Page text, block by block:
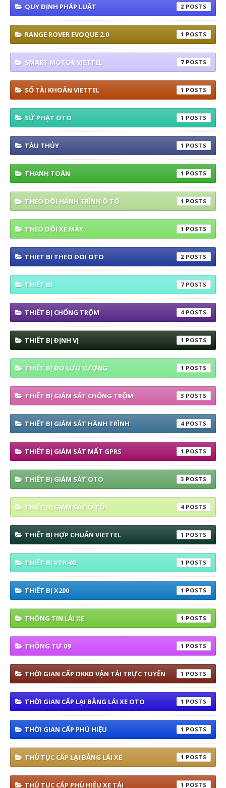
QUY ĐỊNH PHÁP LUẬT 2
RANGE ROVER EVOQUE 2.0 1
SMART MOTOR VIETTEL 7
SỐ TÀI KHOẢN VIETTEL 1
SỬ PHẠT OTO 1
TÀU THỦY 1
THANH TOÁN 1
THEO DÕI HÀNH TRÌNH Ô TÔ 1
THEO DÕI XE MÁY 1
THIET BI THEO DOI OTO 2
THIẾT BỊ 7
THIẾT BỊ CHỐNG TRỘM 4
THIẾT BỊ ĐỊNH VỊ 1
THIẾT BỊ ĐO LƯU LƯỢNG 1
THIẾT BỊ GIÁM SÁT CHỐNG TRỘM 3
THIẾT BỊ GIÁM SÁT HÀNH TRÌNH 4
THIẾT BỊ GIÁM SÁT MẤT GPRS 1
THIẾT BỊ GIÁM SÁT OTO 3
THIẾT BỊ GIÁM SÁT Ô TÔ 4
THIẾT BỊ HỢP CHUẨN VIETTEL 1
THIẾT BỊ VTR-02 1
THIẾT BỊ X200 1
THÔNG TIN LÁI XE 1
THÔNG TƯ 09 1
THỜI GIAN CẤP DKKD VẬN TẢI TRỰC TUYẾN 1
THỜI GIAN CẤP LẠI BẰNG LÁI XE OTO 1
THỜI GIAN CẤP PHÙ HIỆU 1
THỦ TỤC CẤP LẠI BẰNG LÁI XE 1
THỦ TỤC CẤP PHÙ HIỆU XE TẢI 1